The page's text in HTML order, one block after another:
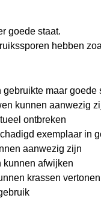
goede staat.
hebben
maar goede
kunnen aanwezig
ontbreken
exemplaar in
aanwezig zijn
kunnen afwijken
krassen